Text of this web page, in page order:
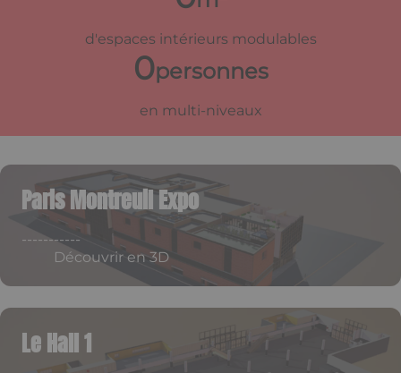
d'espaces intérieurs modulables
0personnes
en multi-niveaux
Paris Montreuil Expo
-----------
Découvrir en 3D
Le Hall 1